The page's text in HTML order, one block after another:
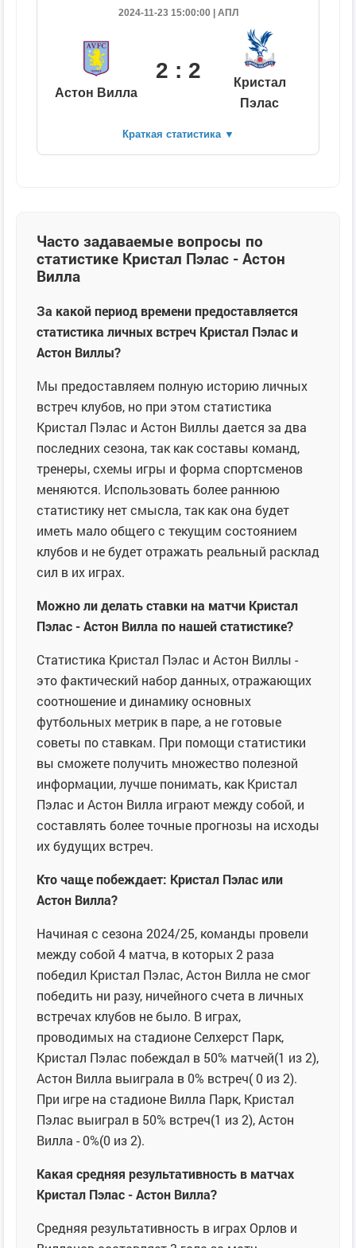
2024-11-23 15:00:00 | АПЛ
Астон Вилла
2 : 2
Кристал
Пэлас
Краткая статистика ▼
Часто задаваемые вопросы по
статистике Кристал Пэлас - Астон
Вилла
За какой период времени предоставляется
статистика личных встреч Кристал Пэлас и
Астон Виллы?
Мы предоставляем полную историю личных
встреч клубов, но при этом статистика
Кристал Пэлас и Астон Виллы дается за два
последних сезона, так как составы команд,
тренеры, схемы игры и форма спортсменов
меняются. Использовать более раннюю
статистику нет смысла, так как она будет
иметь мало общего с текущим состоянием
клубов и не будет отражать реальный расклад
сил в их играх.
Можно ли делать ставки на матчи Кристал
Пэлас - Астон Вилла по нашей статистике?
Статистика Кристал Пэлас и Астон Виллы -
это фактический набор данных, отражающих
соотношение и динамику основных
футбольных метрик в паре, а не готовые
советы по ставкам. При помощи статистики
вы сможете получить множество полезной
информации, лучше понимать, как Кристал
Пэлас и Астон Вилла играют между собой, и
составлять более точные прогнозы на исходы
их будущих встреч.
Кто чаще побеждает: Кристал Пэлас или
Астон Вилла?
Начиная с сезона 2024/25, команды провели
между собой 4 матча, в которых 2 раза
победил Кристал Пэлас, Астон Вилла не смог
победить ни разу, ничейного счета в личных
встречах клубов не было. В играх,
проводимых на стадионе Селхерст Парк,
Кристал Пэлас побеждал в 50% матчей(1 из 2),
Астон Вилла выиграла в 0% встреч( 0 из 2).
При игре на стадионе Вилла Парк, Кристал
Пэлас выиграл в 50% встреч(1 из 2), Астон
Вилла - 0%(0 из 2).
Какая средняя результативность в матчах
Кристал Пэлас - Астон Вилла?
Средняя результативность в играх Орлов и